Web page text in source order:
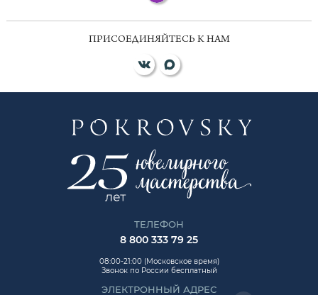
ПРИСОЕДИНЯЙТЕСЬ К НАМ
ТЕЛЕФОН
8 800 333 79 25
08:00-21:00 (Московское время)
Звонок по России бесплатный
ЭЛЕКТРОННЫЙ АДРЕС